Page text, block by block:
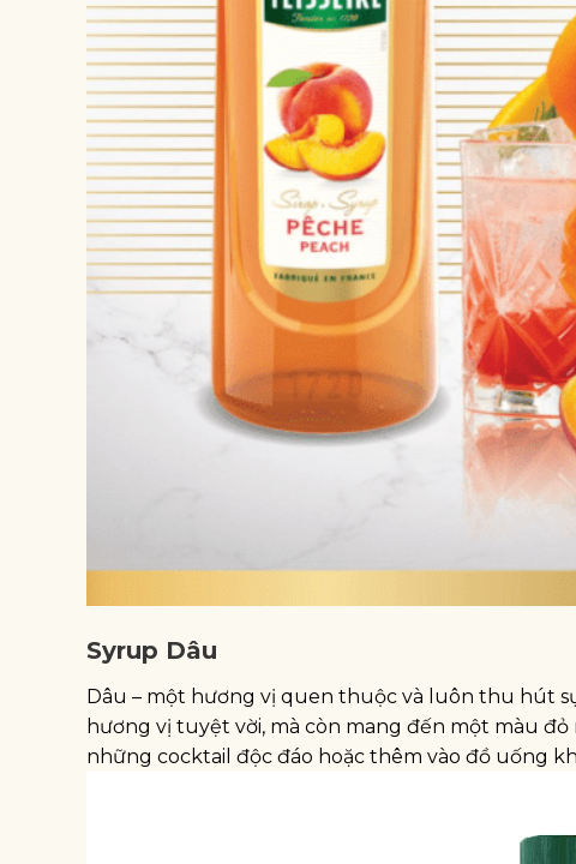
Syrup Dâu
Dâu – một hương vị quen thuộc và luôn thu hút
hương vị tuyệt vời, mà còn mang đến một màu
những cocktail độc đáo hoặc thêm vào đồ uống